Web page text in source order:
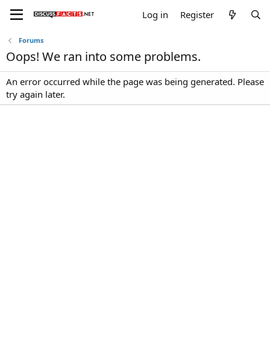
Log in Register
Forums
Oops! We ran into some problems.
An error occurred while the page was being generated. Please
try again later.